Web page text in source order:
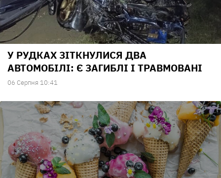
У РУДКАХ ЗІТКНУЛИСЯ ДВА
АВТОМОБІЛІ: Є ЗАГИБЛІ І ТРАВМОВАНІ
06 Серпня 10:41